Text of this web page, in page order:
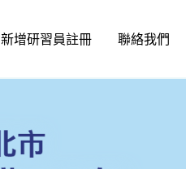
新增研習員註冊 聯絡我們